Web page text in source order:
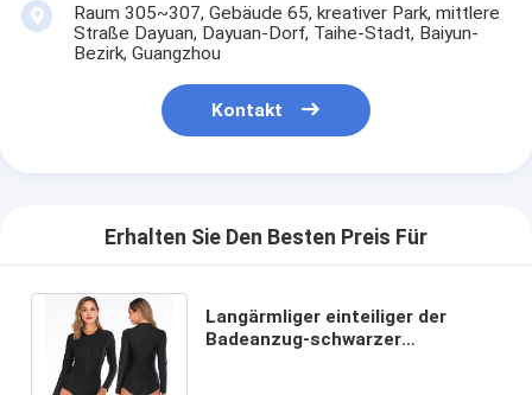
Raum 305~307, Gebäude 65, kreativer Park, mittlere
Straße Dayuan, Dayuan-Dorf, Taihe-Stadt, Baiyun-
Bezirk, Guangzhou
Kontakt
Erhalten Sie Den Besten Preis Für
Langärmliger einteiliger der
Badeanzug-schwarzer